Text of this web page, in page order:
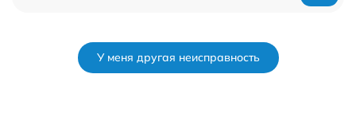
У меня другая неисправность